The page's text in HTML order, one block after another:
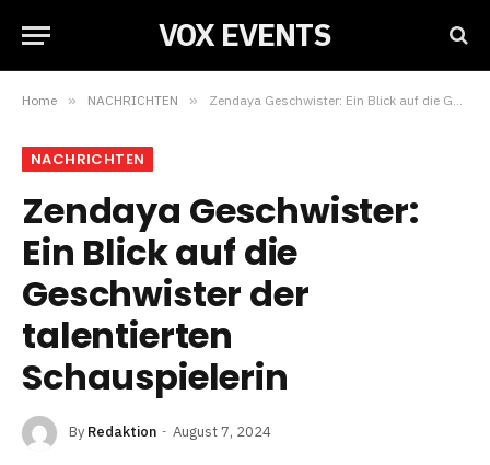
VOX EVENTS
Home » NACHRICHTEN » Zendaya Geschwister: Ein Blick auf die Geschwister der talentierten Schauspielerin
NACHRICHTEN
Zendaya Geschwister:
Ein Blick auf die
Geschwister der
talentierten
Schauspielerin
By Redaktion August 7, 2024